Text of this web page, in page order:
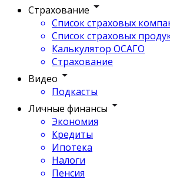
Страхование
Список страховых
Список страховых
Калькулятор ОСАГО
Страхование
Видео
Подкасты
Личные финансы
Экономия
Кредиты
Ипотека
Налоги
Пенсия